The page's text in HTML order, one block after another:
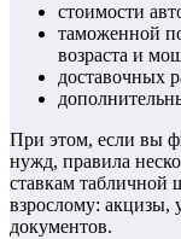
стоимости
таможенной
возраста и
доставочных
При этом, если вы
нужд, правила
ставкам
взрослому: акцизы,
документов.